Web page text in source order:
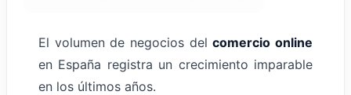
El volumen de negocios delcomercio online
en España registra un crecimiento imparable
en los últimos años.